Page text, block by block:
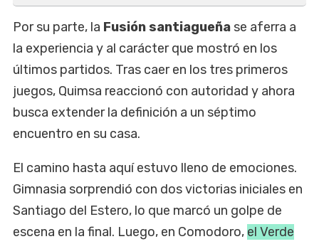
Por su parte, la Fusión santiagueña se aferra a
la experiencia y al carácter que mostró en los
últimos partidos. Tras caer en los tres primeros
juegos, Quimsa reaccionó con autoridad y ahora
busca extender la definición a un séptimo
encuentro en su casa.
El camino hasta aquí estuvo lleno de emociones.
Gimnasia sorprendió con dos victorias iniciales en
Santiago del Estero, lo que marcó un golpe de
escena en la final. Luego, en Comodoro, el Verde